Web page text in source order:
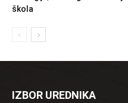
škola
IZBOR UREDNIKA